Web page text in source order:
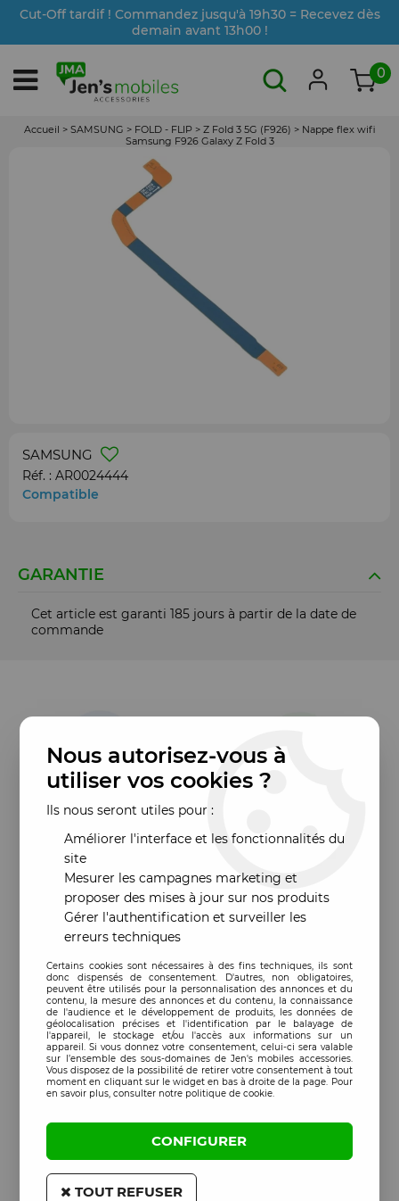
Cut-Off tardif ! Commandez jusqu'à 19h30 = Recevez dès
demain avant 13h00 !
0
Accueil > SAMSUNG > FOLD - FLIP > Z Fold 3 5G (F926) > Nappe flex wifi
Samsung F926 Galaxy Z Fold 3
SAMSUNG
Réf. : AR0024444
Compatible
GARANTIE
Cet article est garanti 185 jours à partir de la date de
commande
Nous autorisez-vous à
utiliser vos cookies ?
Ils nous seront utiles pour :
Améliorer l'interface et les fonctionnalités du
site
Mesurer les campagnes marketing et
proposer des mises à jour sur nos produits
Gérer l'authentification et surveiller les
erreurs techniques
Certains cookies sont nécessaires à des fins techniques, ils sont
donc dispensés de consentement. D'autres, non obligatoires,
peuvent être utilisés pour la personnalisation des annonces et du
contenu, la mesure des annonces et du contenu, la connaissance
de l'audience et le développement de produits, les données de
géolocalisation précises et l'identification par le balayage de
l'appareil, le stockage et/ou l'accès aux informations sur un
appareil. Si vous donnez votre consentement, celui-ci sera valable
sur l’ensemble des sous-domaines de Jen's mobiles accessories.
Vous disposez de la possibilité de retirer votre consentement à tout
moment en cliquant sur le widget en bas à droite de la page. Pour
en savoir plus, consulter notre politique de cookie.
CONFIGURER
TOUT REFUSER